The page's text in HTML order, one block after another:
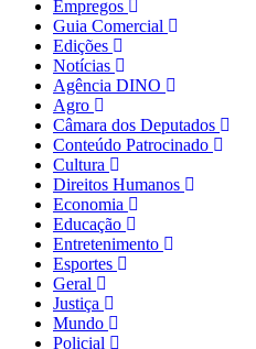
Empregos
Guia Comercial
Edições
Notícias
Agência DINO
Agro
Câmara dos Deputados
Conteúdo Patrocinado
Cultura
Direitos Humanos
Economia
Educação
Entretenimento
Esportes
Geral
Justiça
Mundo
Policial